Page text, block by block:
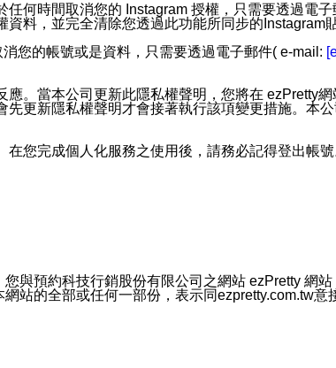
何時間取消您的 Instagram 授權，只需要透過電
料，並完全清除您透過此功能所同步的Instagram貼
您的帳號或是資料，只需要透過電子郵件( e-mail:
。當本公司更新此隱私權聲明，您將在 ezPretty
更新隱私權聲明才會接著執行該項變更措施。本
您完成個人化服務之使用後，請務必記得登出帳
本服務好友，您仍可接收到通知型訊息。
或其他目的的訊息皆不會被傳送。滿足以下三個
與預約科技行銷股份有限公司之網站 ezPretty 網
站的全部或任何一部份，表示同ezpretty.com.tw意